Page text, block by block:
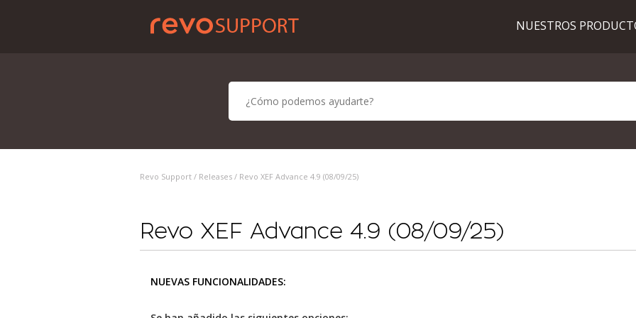
NUESTROS
Revo Support / Releases / Revo XEF Advance 4.9 (08/09/25)
Revo XEF Advance 4.9 (08/09/25)
NUEVAS FUNCIONALIDADES: